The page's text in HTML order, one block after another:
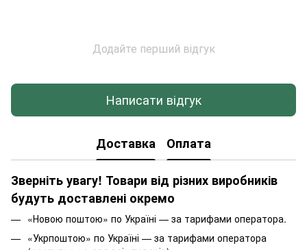
Додайте перший відгук
Написати відгук
Доставка Оплата
Зверніть увагу! Товари від різних виробників
будуть доставлені окремо
«Новою поштою» по Україні — за тарифами оператора.
«Укрпоштою» по Україні — за тарифами оператора